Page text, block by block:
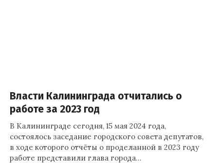
Власти Калининграда отчитались о
работе за 2023 год
В Калининграде сегодня, 15 мая 2024 года,
состоялось заседание городского совета депутатов,
в ходе которого отчёты о проделанной в 2023 году
работе представили глава города…